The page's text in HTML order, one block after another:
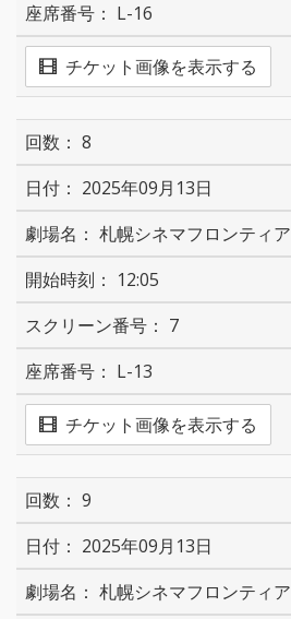
L-16
チケット画像を表示する
8
2025年09月13日
札幌シネマフロンティア
12:05
7
L-13
チケット画像を表示する
9
2025年09月13日
札幌シネマフロンティア